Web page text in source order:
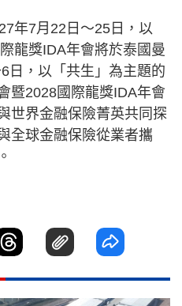
年7月22日～25日，以
龍獎IDA年會將於泰國曼
日，以「共生」為主題的
暨2028國際龍獎IDA年會
世界金融保險菁英共同探
全球金融保險從業者攜